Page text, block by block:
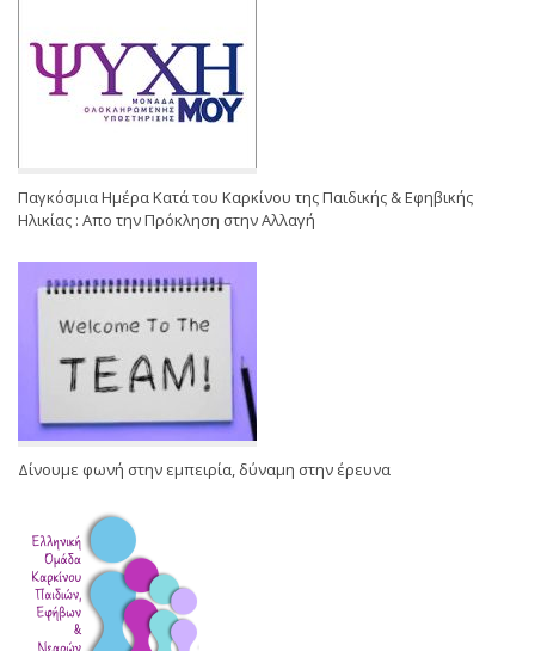
Παγκόσμια Ημέρα Κατά του Καρκίνου της Παιδικής & Εφηβικής
Ηλικίας : Απο την Πρόκληση στην Αλλαγή
Δίνουμε φωνή στην εμπειρία, δύναμη στην έρευνα